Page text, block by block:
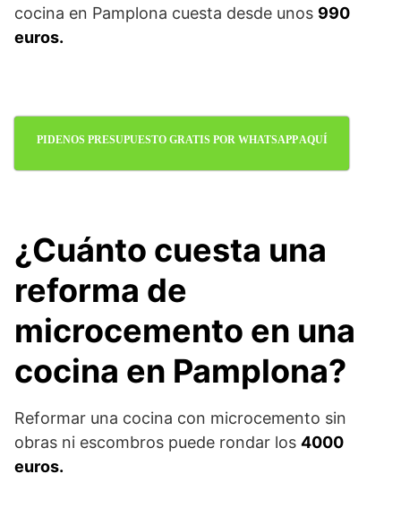
cocina en Pamplona cuesta desde unos 990
euros.
PIDENOS PRESUPUESTO GRATIS POR WHATSAPP AQUÍ
¿Cuánto cuesta una
reforma de
microcemento en una
cocina en Pamplona?
Reformar una cocina con microcemento sin
obras ni escombros puede rondar los 4000
euros.